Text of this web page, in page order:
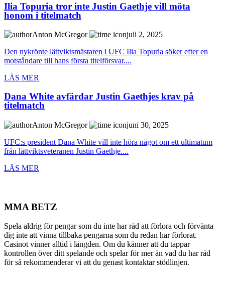
Ilia Topuria tror inte Justin Gaethje vill möta
honom i titelmatch
Anton McGregor
juli 2, 2025
Den nykrönte lättviktsmästaren i UFC Ilia Topuria söker efter en
motståndare till hans första titelförsvar....
LÄS MER
Dana White avfärdar Justin Gaethjes krav på
titelmatch
Anton McGregor
juni 30, 2025
UFC:s president Dana White vill inte höra något om ett ultimatum
från lättviktsveteranen Justin Gaethje....
LÄS MER
MMA BETZ
Spela aldrig för pengar som du inte har råd att förlora och förvänta
dig inte att vinna tillbaka pengarna som du redan har förlorat.
Casinot vinner alltid i längden. Om du känner att du tappar
kontrollen över ditt spelande och spelar för mer än vad du har råd
för så rekommenderar vi att du genast kontaktar stödlinjen.